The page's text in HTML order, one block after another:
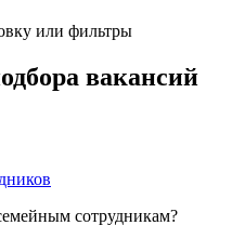
или фильтры
вакансий
сотрудникам?